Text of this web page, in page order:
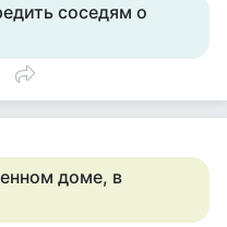
соседям о
доме, в